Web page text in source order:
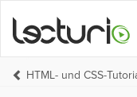
HTML- und CSS-